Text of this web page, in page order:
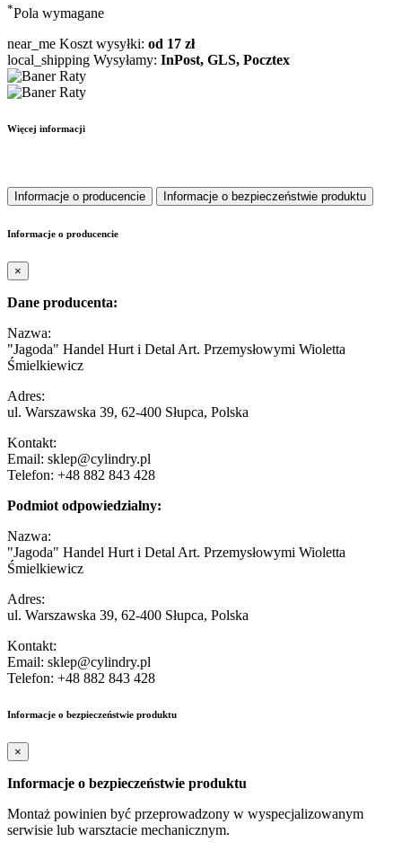
*Pola wymagane
near_me Koszt wysyłki: od 17 zł
local_shipping Wysyłamy: InPost, GLS, Pocztex
Więcej informacji
Informacje o producencie Informacje o bezpieczeństwie produktu
Informacje o producencie
×
Dane producenta:
Nazwa:
"Jagoda" Handel Hurt i Detal Art. Przemysłowymi Wioletta
Śmielkiewicz
Adres:
ul. Warszawska 39, 62-400 Słupca, Polska
Kontakt:
Email: sklep@cylindry.pl
Telefon: +48 882 843 428
Podmiot odpowiedzialny:
Nazwa:
"Jagoda" Handel Hurt i Detal Art. Przemysłowymi Wioletta
Śmielkiewicz
Adres:
ul. Warszawska 39, 62-400 Słupca, Polska
Kontakt:
Email: sklep@cylindry.pl
Telefon: +48 882 843 428
Informacje o bezpieczeństwie produktu
×
Informacje o bezpieczeństwie produktu
Montaż powinien być przeprowadzony w wyspecjalizowanym
serwisie lub warsztacie mechanicznym.